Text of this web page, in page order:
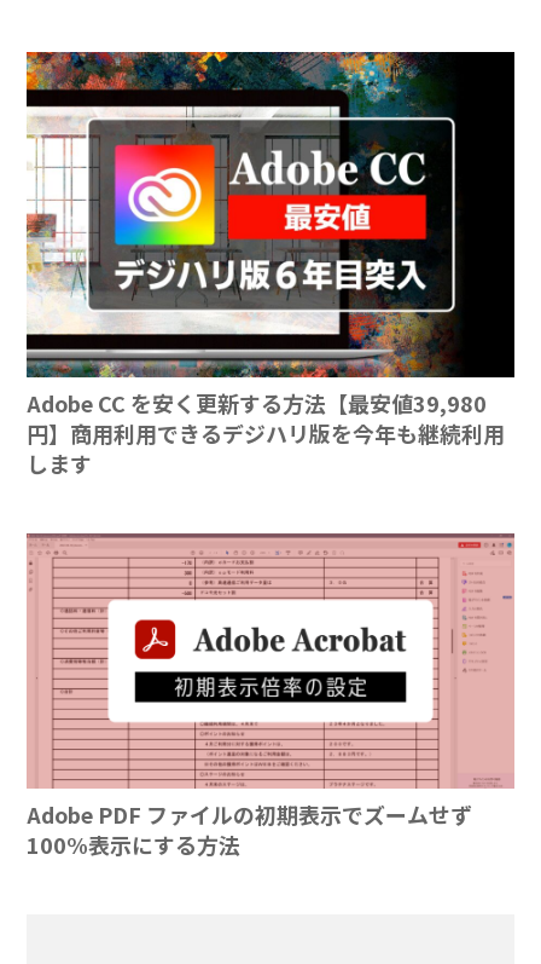
Adobe CC を安く更新する方法【最安値39,980
円】商用利用できるデジハリ版を今年も継続利用
します
Adobe PDF ファイルの初期表示でズームせず
100%表示にする方法